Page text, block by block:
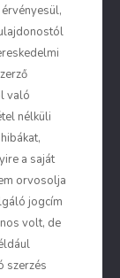
való
nélküli
a saját
orvosolja
jogcím
volt, de
szerzés